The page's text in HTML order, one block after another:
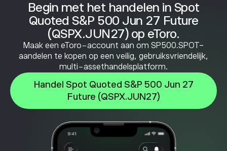
Begin met het handelen in Spot
Quoted S&P 500 Jun 27 Future
(QSPX.JUN27) op eToro.
Maak een eToro-account aan om SP500.SPOT-
aandelen te kopen op een veilig, gebruiksvriendelijk,
multi-assethandelsplatform.
Handel Spot Quoted S&P 500 Jun 27
Future (QSPX.JUN27)